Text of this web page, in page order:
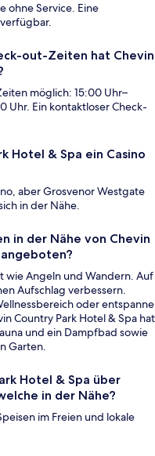
ohne Service. Eine
out-Zeiten hat Chevin
möglich: 15:00 Uhr–
Uhr. Ein kontaktloser Check-
Hotel & Spa ein Casino
aber Grosvenor Westgate
in der Nähe.
in der Nähe von Chevin
wie Angeln und Wandern. Auf
Aufschlag verbessern.
oder entspanne
Country Park Hotel & Spa hat
und ein Dampfbad sowie
Garten.
Hotel & Spa über
in der Nähe?
im Freien und lokale